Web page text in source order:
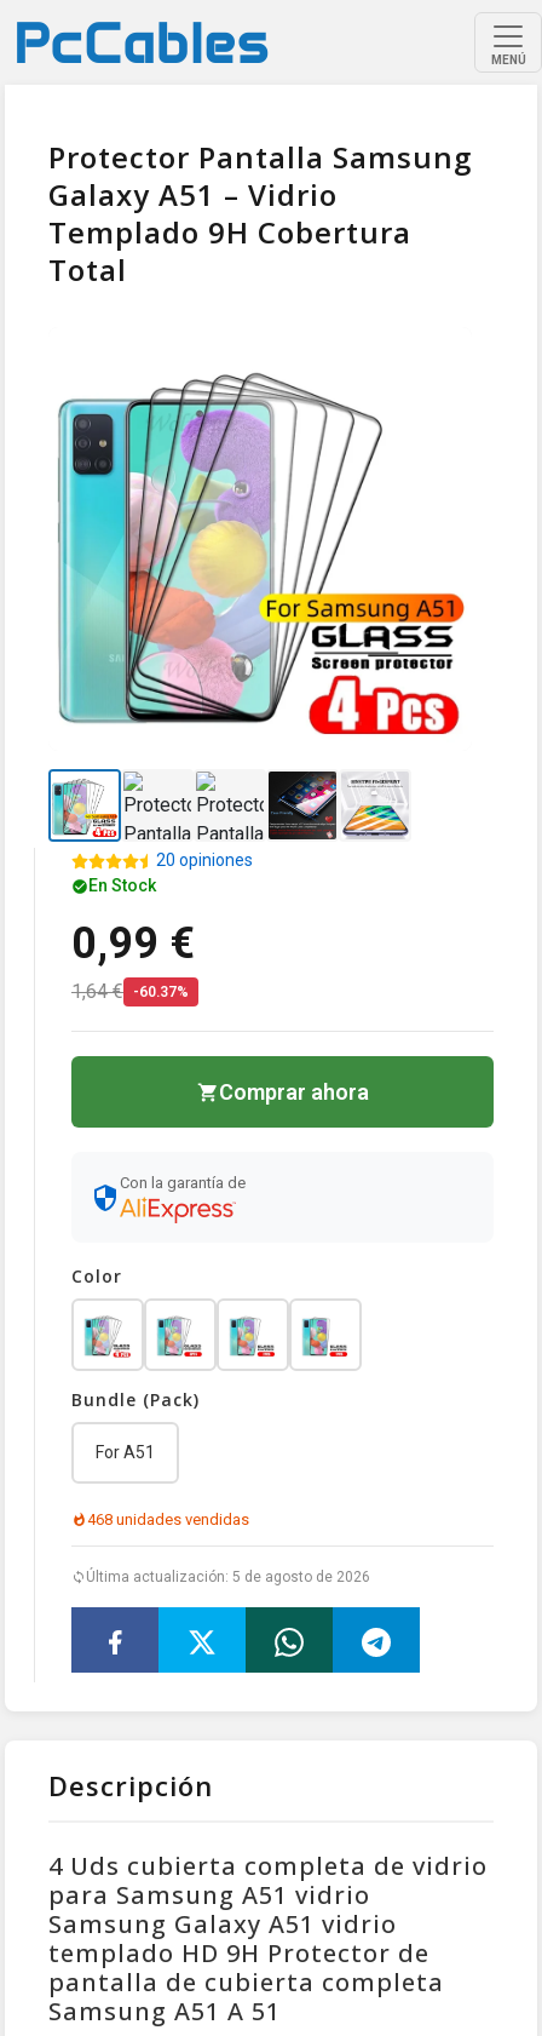
MENÚ
Protector Pantalla Samsung
Galaxy A51 – Vidrio
Templado 9H Cobertura
Total
20 opiniones
En Stock
0,99 €
1,64 € -60.37%
Comprar ahora
Con la garantía de
Color
Bundle (Pack)
For A51
468 unidades vendidas
Última actualización: 5 de agosto de 2026
Descripción
4 Uds cubierta completa de vidrio
para Samsung A51 vidrio
Samsung Galaxy A51 vidrio
templado HD 9H Protector de
pantalla de cubierta completa
Samsung A51 A 51